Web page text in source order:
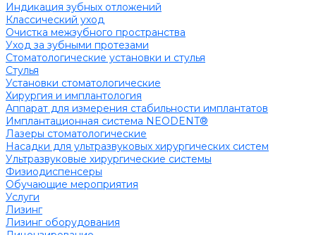
Индикация зубных отложений
Классический уход
Очистка межзубного пространства
Уход за зубными протезами
Стоматологические установки и стулья
Стулья
Установки стоматологические
Хирургия и имплантология
Аппарат для измерения стабильности имплантатов
Имплантационная система NEODENT®
Лазеры стоматологические
Насадки для ультразвуковых хирургических систем
Ультразвуковые хирургические системы
Физиодиспенсеры
Обучающие мероприятия
Услуги
Лизинг
Лизинг оборудования